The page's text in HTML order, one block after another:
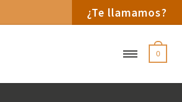
¿Te llamamos?
0